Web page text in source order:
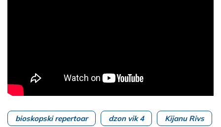
bioskopski repertoar dzon vik 4 Kijanu Rivs